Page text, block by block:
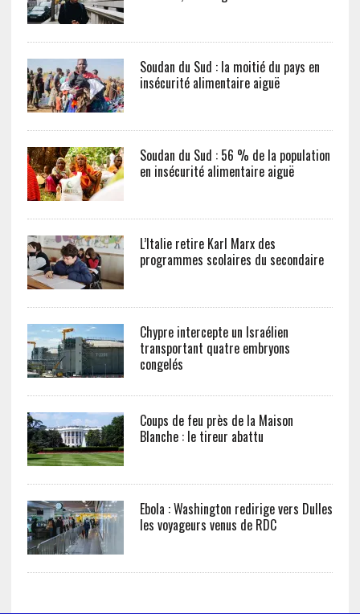
Soudan du Sud : la moitié du pays en
insécurité alimentaire aiguë
Soudan du Sud : 56 % de la population
en insécurité alimentaire aiguë
L’Italie retire Karl Marx des
programmes scolaires du secondaire
Chypre intercepte un Israélien
transportant quatre embryons
congelés
Coups de feu près de la Maison
Blanche : le tireur abattu
Ebola : Washington redirige vers Dulles
les voyageurs venus de RDC